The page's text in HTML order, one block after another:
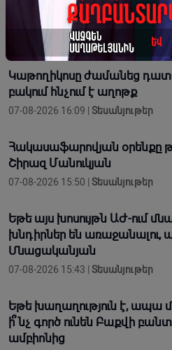
հանցանք էլ որ արած չլինի.
Սասունյան
07-08-2026 16:12 |Տեսանյութեր
Կաթողիկոսը ժամանեց
բակում հնչում է աղոթք
07-08-2026 16:09 | Տեսանյութեր
Հակասաֆարովյան օրենքը
Շիրազ Մանուկյան
07-08-2026 15:50 | Տեսանյութեր
Եթե այս խոսույթն ԱԺ-ում
խնդիրներ են առաջանալու,
Մնացականյան
07-08-2026 15:43 | Տեսանյութեր
Եթե խաղաղություն է, ապա
ի՞նչ գործ ունեն Բաքվի
ամբիոնից